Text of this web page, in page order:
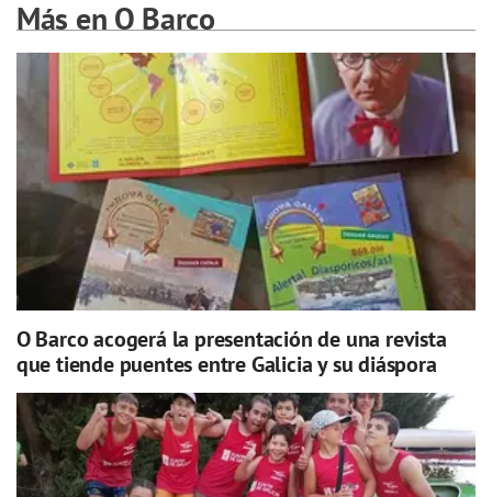
Más en O Barco
O Barco acogerá la presentación de una revista
que tiende puentes entre Galicia y su diáspora